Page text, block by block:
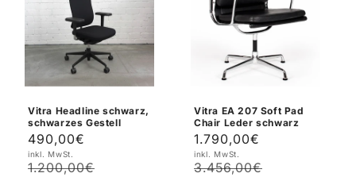
Vitra Headline schwarz,
schwarzes Gestell
Verkaufspreis
490,00€
inkl. MwSt.
1.200,00€
Vitra EA 207 Soft Pad
Chair Leder schwarz
Verkaufspreis
1.790,00€
inkl. MwSt.
3.456,00€